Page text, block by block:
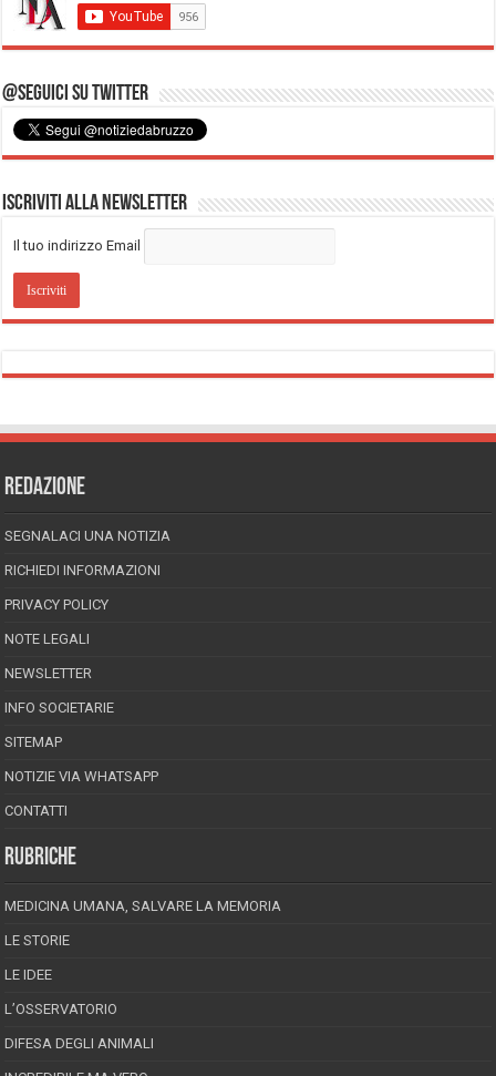
@Seguici su Twitter
Iscriviti alla Newsletter
Il tuo indirizzo Email
REDAZIONE
SEGNALACI UNA NOTIZIA
RICHIEDI INFORMAZIONI
PRIVACY POLICY
NOTE LEGALI
NEWSLETTER
INFO SOCIETARIE
SITEMAP
NOTIZIE VIA WHATSAPP
CONTATTI
RUBRICHE
MEDICINA UMANA, SALVARE LA MEMORIA
LE STORIE
LE IDEE
L’OSSERVATORIO
DIFESA DEGLI ANIMALI